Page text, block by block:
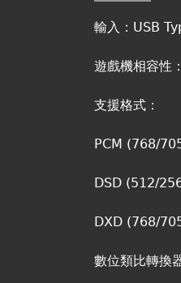
輸入：USB
遊戲機相容性
支援格式：
PCM (768/
DSD (512/
DXD (768/
數位類比轉換